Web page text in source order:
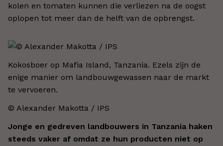
kolen en tomaten kunnen die verliezen na de oogst
oplopen tot meer dan de helft van de opbrengst.
Kokosboer op Mafia Island, Tanzania. Ezels zijn de
enige manier om landbouwgewassen naar de markt
te vervoeren.
© Alexander Makotta / IPS
Jonge en gedreven landbouwers in Tanzania haken
steeds vaker af omdat ze hun producten niet op